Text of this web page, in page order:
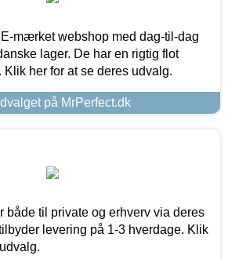
mærket webshop med dag-til-dag
lager. De har en rigtig flot
Klik her for at se deres udvalg.
på MrPerfect.dk
både til private og erhverv via deres
levering på 1-3 hverdage. Klik